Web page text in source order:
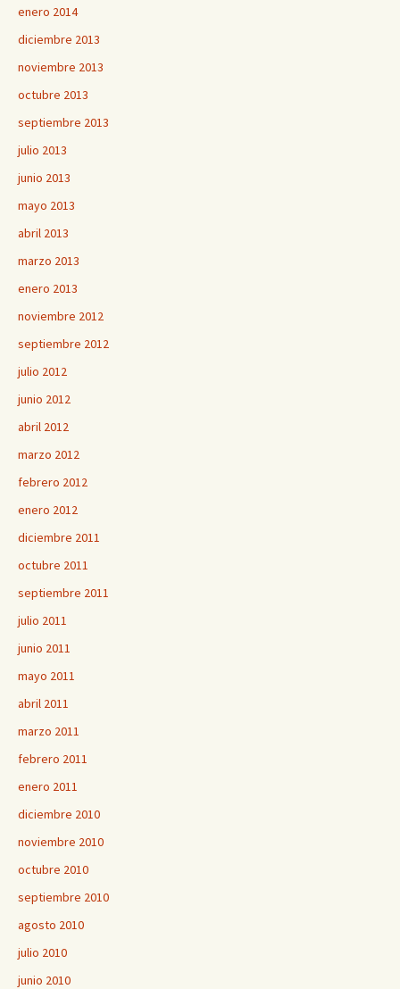
enero 2014
diciembre 2013
noviembre 2013
octubre 2013
septiembre 2013
julio 2013
junio 2013
mayo 2013
abril 2013
marzo 2013
enero 2013
noviembre 2012
septiembre 2012
julio 2012
junio 2012
abril 2012
marzo 2012
febrero 2012
enero 2012
diciembre 2011
octubre 2011
septiembre 2011
julio 2011
junio 2011
mayo 2011
abril 2011
marzo 2011
febrero 2011
enero 2011
diciembre 2010
noviembre 2010
octubre 2010
septiembre 2010
agosto 2010
julio 2010
junio 2010